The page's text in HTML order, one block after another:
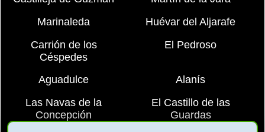
Marinaleda
Huévar del Aljarafe
Carrión de los
Céspedes
El Pedroso
Aguadulce
Alanís
Las Navas de la
Concepción
El Castillo de las
Guardas